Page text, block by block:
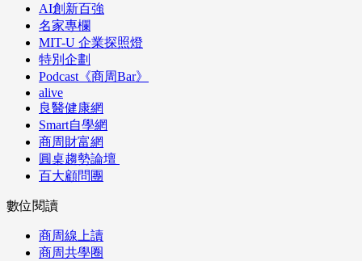
AI創新百強
名家專欄
MIT-U 企業探照燈
特別企劃
Podcast《商周Bar》
alive
良醫健康網
Smart自學網
商周財富網
圓桌趨勢論壇
百大顧問團
數位閱讀
商周線上讀
商周共學圈